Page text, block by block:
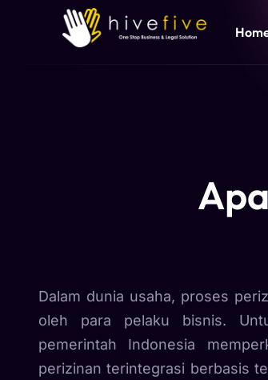
Dalam dunia usaha, proses
oleh para pelaku bisnis.
pemerintah Indonesia
perizinan terintegrasi berbasis